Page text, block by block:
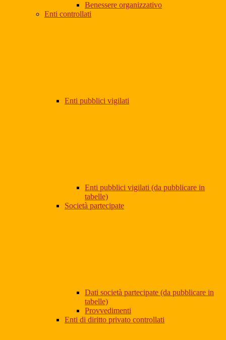
Benessere organizzativo
Enti controllati
Enti pubblici vigilati
Enti pubblici vigilati (da pubblicare in
tabelle)
Società partecipate
Dati società partecipate (da pubblicare in
tabelle)
Provvedimenti
Enti di diritto privato controllati